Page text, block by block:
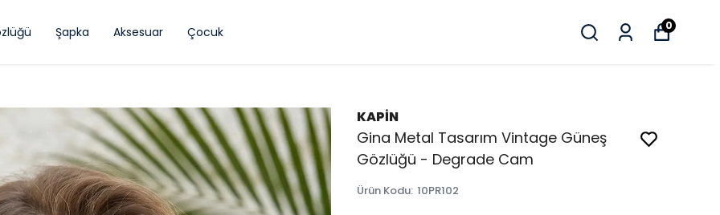
Şapka Aksesuar Çocuk 0
KAPİN
Gina Metal Tasarım Vintage Güneş
Gözlüğü - Degrade Cam
Ürün Kodu: 10PR102